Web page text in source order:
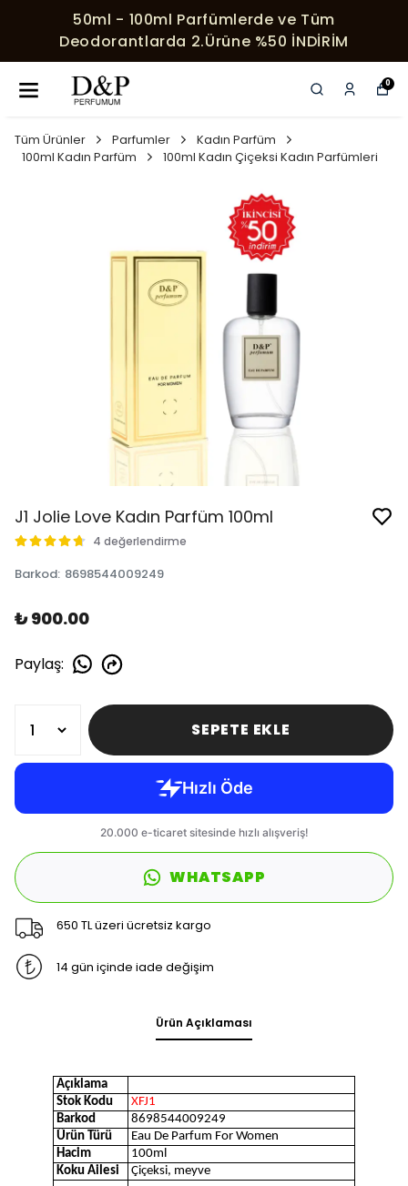
50ml - 100ml Parfümlerde ve Tüm
Deodorantlarda 2.Ürüne %50 İNDİRİM
0
Tüm Ürünler Parfumler
Kadın Parfüm
100ml Kadın Parfüm
100ml Kadın Çiçeksi Kadın Parfümleri
J1 Jolie Love Kadın Parfüm 100ml
4 değerlendirme
Barkod: 8698544009249
₺ 900.00
Paylaş:
SEPETE EKLE
WHATSAPP
650 TL üzeri ücretsiz kargo
14 gün içinde iade değişim
Ürün Açıklaması
Açıklama
Stok Kodu
XFJ1
Barkod
8698544009249
Ürün Türü
Eau De Parfum For Women
Hacim
100ml
Koku Ailesi
Çiçeksi, meyve